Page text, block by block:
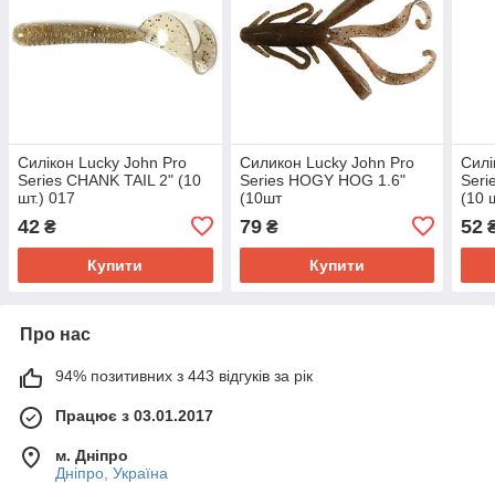
Силікон Lucky John Pro
Series CHANK TAIL 2" (10
шт.) 017
42 ₴
Купити
Силикон Lucky John Pro
Series HOGY HOG 1.6"
(10шт
79₴
Купити
(10
52
Про нас
94% позитивних з 443 відгуків за рік
Працює з 03.01.2017
м. Дніпро
Дніпро, Україна